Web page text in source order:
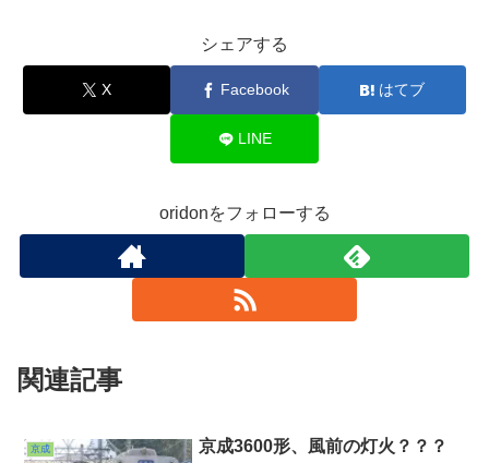
シェアする
X Facebook はてブ
LINE
oridonをフォローする
関連記事
京成 京成3600形、風前の灯火？？？